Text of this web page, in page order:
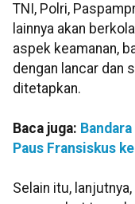
TNI, Polri,
lainnya akan
aspek keamanan,
dengan lancar dan
ditetapkan.
Baca juga:
Paus Fransiskus
Selain itu,